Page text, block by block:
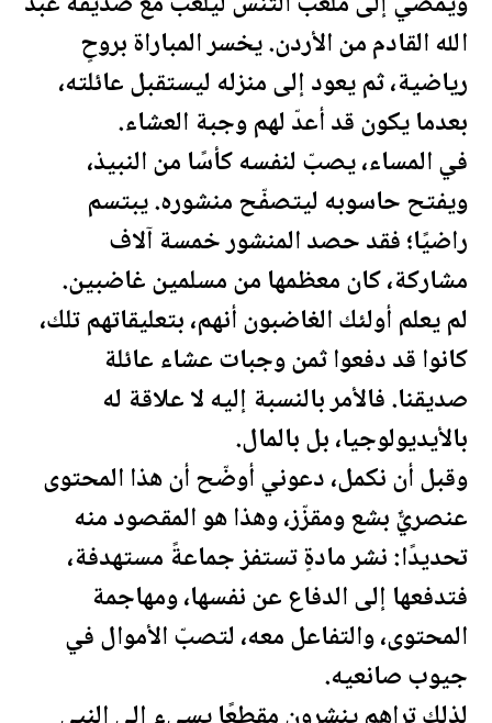
الله القادم منالأردن. يخسر المباراة بروحٍ
رياضية، ثم يعود إلى منزله ليستقبلعائلته،
بعدما يكون قد أعدّ لهم وجبة العشاء.
في المساء، يصبّ لنفسه كأسًا من النبيذ،
ويفتح حاسوبه ليتصفّح منشوره. يبتسم
راضيًا؛ فقد حصد المنشور خمسة آلاف
مشاركة، كان معظمها من مسلمين غاضبين.
لم يعلم أولئك الغاضبون أنهم، بتعليقاتهم تلك،
كانوا قد دفعوا ثمن وجبات عشاء عائلة
صديقنا. فالأمر بالنسبة إليه لا علاقة له
بالأيديولوجيا، بل بالمال.
وقبل أن نكمل، دعوني أوضّح أن هذا المحتوى
عنصريٌّ بشع ومقزّز، وهذا هو المقصود منه
تحديدًا: نشر مادةٍ تستفز جماعةً مستهدفة،
فتدفعها إلى الدفاع عن نفسها، ومهاجمة
المحتوى، والتفاعل معه، لتصبّ الأموال في
جيوب صانعيه.